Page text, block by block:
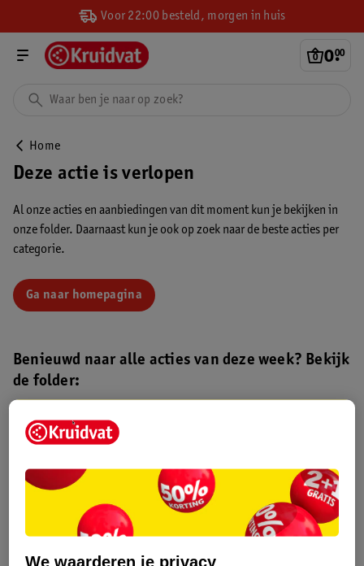
Voor 22:00 besteld, morgen in huis
0.
00
Home
Deze actie is verlopen
Al onze acties en aanbiedingen van dit moment kun je bekijken in
onze folder. Daarnaast kun je ook op zoek naar de beste acties per
categorie.
Ga naar homepagina
Benieuwd naar alle acties van deze week? Bekijk
de folder:
Kruidvat folder
augustus 2026.
We waarderen je privacy